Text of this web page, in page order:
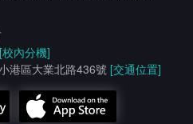
[校內分機]
港區大業北路436號 [交通位置]